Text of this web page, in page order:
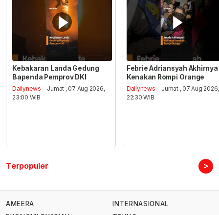
Kebakaran Landa Gedung
Bapenda Pemprov DKI
Dailynews - Jumat , 07 Aug 2026,
23:00 WIB
Febrie Adriansyah Akhirnya
Kenakan Rompi Orange
Dailynews - Jumat , 07 Aug 2026,
22:30 WIB
Terpopuler >
AMEERA
INTERNASIONAL